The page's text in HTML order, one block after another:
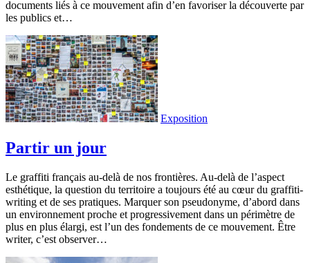
documents liés à ce mouvement afin d’en favoriser la découverte par
les publics et…
Exposition
Partir un jour
Le graffiti français au-delà de nos frontières. Au-delà de l’aspect
esthétique, la question du territoire a toujours été au cœur du graffiti-
writing et de ses pratiques. Marquer son pseudonyme, d’abord dans
un environnement proche et progressivement dans un périmètre de
plus en plus élargi, est l’un des fondements de ce mouvement. Être
writer, c’est observer…